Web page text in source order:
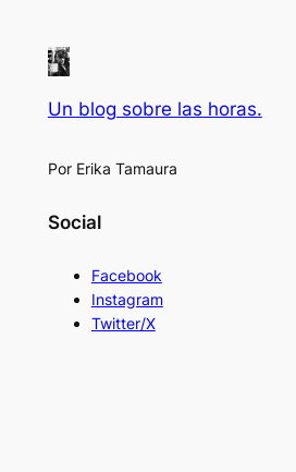
Un blog sobre las horas.
Por Erika Tamaura
Social
Facebook
Instagram
Twitter/X